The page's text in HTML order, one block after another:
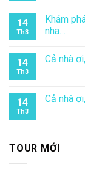
14
Th3
Khám
nha…
14
Th3
Cả nhà
14
Th3
Cả nhà
TOUR MỚI